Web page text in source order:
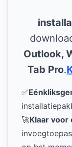
Outlook,
Tab Pro.
✅
🚀Klaar voor